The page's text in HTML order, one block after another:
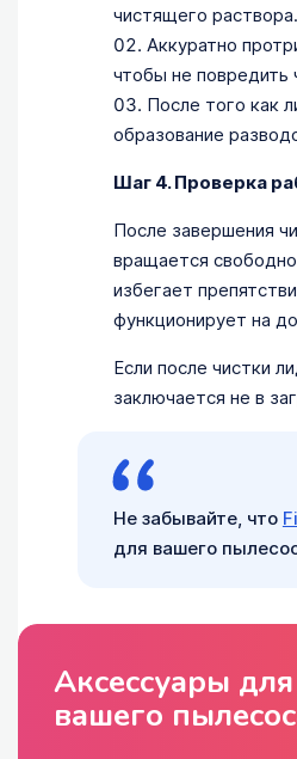
чистящего раствора.
Аккуратно
чтобы не повредить
После того как
образование
Шаг 4. Проверка
После завершения
вращается
избегает
функционирует на
Если после чистки
заключается не в
Не забывайте, что
для вашего
Аксессуары для
вашего